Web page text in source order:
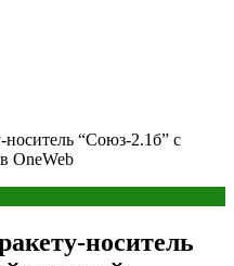
носитель “Союз-2.1б” с
OneWeb
носитель